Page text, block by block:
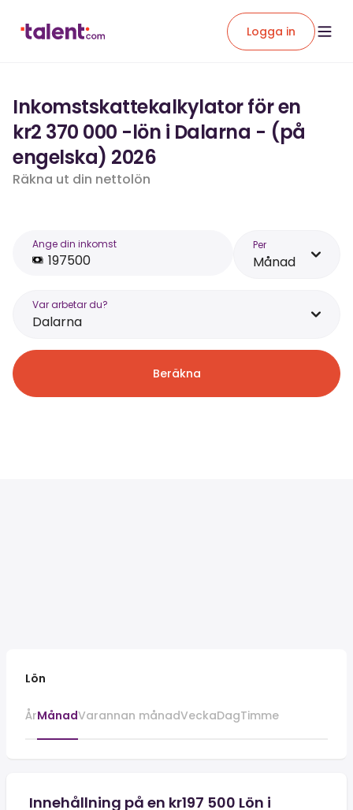
Logga in
Inkomstskattekalkylator för en
kr2 370 000 -lön i Dalarna - (på
engelska) 2026
Räkna ut din nettolön
Ange din inkomst Per
Månad
Var arbetar du?
Dalarna
Beräkna
Lön
ÅrMånadVarannan månadVeckaDagTimme
Innehållning på en kr197 500 Lön i